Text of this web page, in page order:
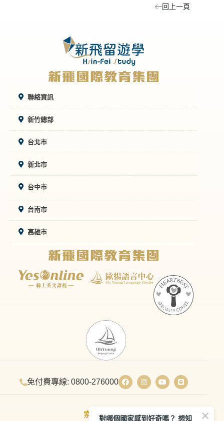
回上一頁
聯絡資訊
新竹總部
台北市
新北市
台中市
台南市
高雄市
免付費專線: 0800-276000
索取電子報
對哪個國家感到好奇嗎？ 想知